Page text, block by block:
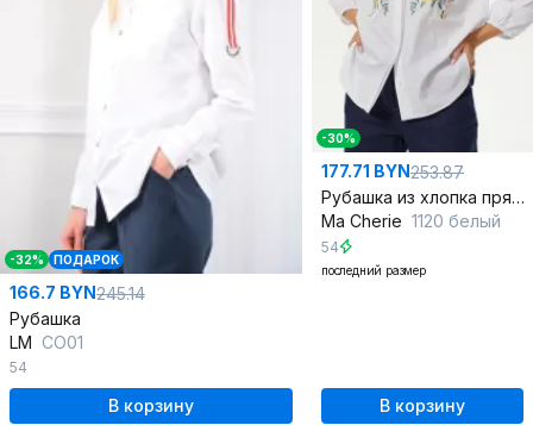
-32% ПОДАРОК
166.7 BYN245.14
Рубашка
LM СО01
54
В корзину
-30%
177.71 BYN253.87
Рубашка из хлопка прямого силуэта для офиса и повседневных образов
Ma Сherie 1120 белый
54
последний размер
В корзину